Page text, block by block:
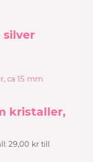
silver
kristaller,
29,00 kr till